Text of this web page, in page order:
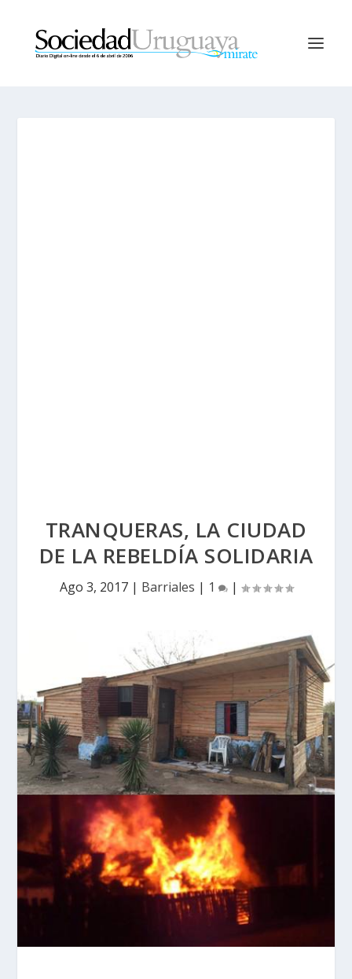
TRANQUERAS, LA CIUDAD
DE LA REBELDÍA SOLIDARIA
Ago 3, 2017| Barriales | 1 |